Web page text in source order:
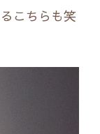
こちらも笑